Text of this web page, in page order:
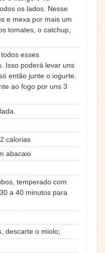
os lados. Nesse
e mexa por mais um
tomates, o catchup,
esses
Isso poderá levar uns
então junte o iogurte.
ao fogo por uns 3
calorias
abacaxi
temperado com
a 40 minutos para
descarte o miolo;